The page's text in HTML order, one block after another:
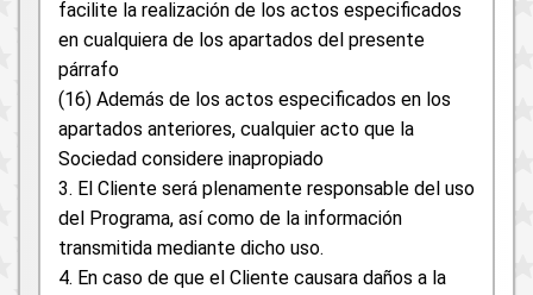
facilite la realización de los actos especificados
en cualquiera de los apartados del presente
párrafo
(16) Además de los actos especificados en los
apartados anteriores, cualquier acto que la
Sociedad considere inapropiado
3. El Cliente será plenamente responsable del uso
del Programa, así como de la información
transmitida mediante dicho uso.
4. En caso de que el Cliente causara daños a la